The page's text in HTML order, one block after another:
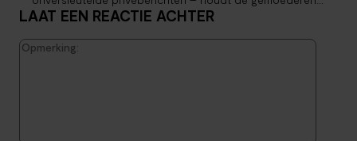
LAAT EEN REACTIE ACHTER